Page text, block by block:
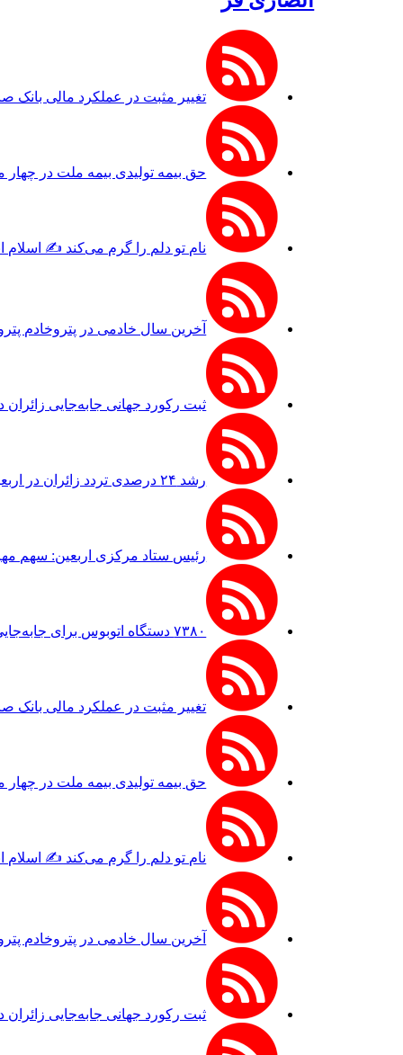
تغییر مثبت در عملکرد مالی بانک صادرات
حق بیمه تولیدی بیمه ملت در چهار ماه نخست امسال از ۱۴.۵ همت گذشت/
نام تو دلم را گرم می‌کند ✍️ اسلام
آخرین سال خادمی در پتروخادم
ثبت رکورد جهانی جابه‌جایی
رشد ۲۴ درصدی تردد زائران در اربعین از مرز مهران
رئیس ستاد مرکزی اربعین: سهم مهران از
۷۳۸۰ دستگاه اتوبوس برای جابه‌جایی زائران اربعین به‌ کارگیری شد
تغییر مثبت در عملکرد مالی بانک صادرات
حق بیمه تولیدی بیمه ملت در چهار ماه نخست امسال از ۱۴.۵ همت گذشت/
نام تو دلم را گرم می‌کند ✍️ اسلام
آخرین سال خادمی در پتروخادم
ثبت رکورد جهانی جابه‌جایی